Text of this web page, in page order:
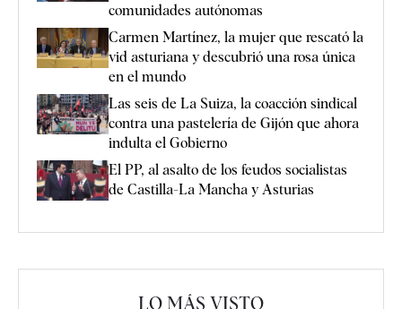
comunidades autónomas
Carmen Martínez, la mujer que rescató la
vid asturiana y descubrió una rosa única
en el mundo
Las seis de La Suiza, la coacción sindical
contra una pastelería de Gijón que ahora
indulta el Gobierno
El PP, al asalto de los feudos socialistas
de Castilla-La Mancha y Asturias
LO MÁS VISTO